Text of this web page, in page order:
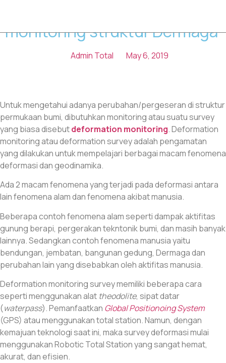
monitoring struktur Dermaga
Admin Total May 6, 2019
Untuk mengetahui adanya perubahan/pergeseran di struktur
permukaan bumi, dibutuhkan monitoring atau suatu survey
yang biasa disebutdeformation monitoring. Deformation
monitoring atau deformation survey adalah pengamatan
yang dilakukan untuk mempelajari berbagai macam fenomena
deformasi dan geodinamika.
Ada 2 macam fenomena yang terjadi pada deformasi antara
lain fenomena alam dan fenomena akibat manusia.
Beberapa contoh fenomena alam seperti dampak aktifitas
gunung berapi, pergerakan tekntonik bumi, dan masih banyak
lainnya. Sedangkan contoh fenomena manusia yaitu
bendungan, jembatan, bangunan gedung, Dermaga dan
perubahan lain yang disebabkan oleh aktifitas manusia.
Deformation monitoring survey memiliki beberapa cara
seperti menggunakan alat theodolite, sipat datar
(waterpass). Pemanfaatkan Global Positionoing System
(GPS) atau menggunakan total station. Namun, dengan
kemajuan teknologi saat ini, maka survey deformasi mulai
menggunakan Robotic Total Station yang sangat hemat,
akurat, dan efisien.